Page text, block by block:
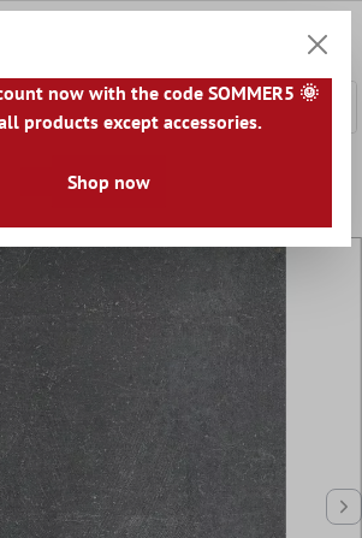
Cesta
Aspecto de Piedra
60x120cm
now with the code SOMMER5 🌞
products except accessories.
Shop now